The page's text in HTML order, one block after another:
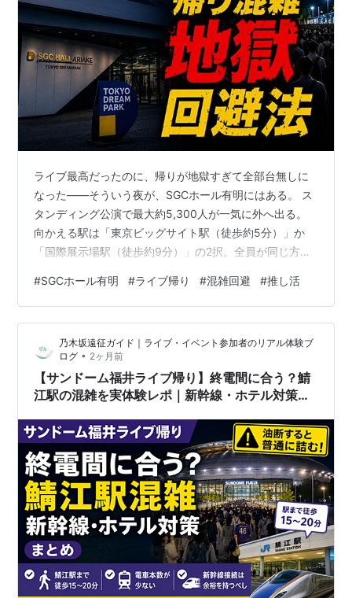
ライブ最高だったのに、帰りが地獄すぎて全部台無しに
なった——そういう夜が、SGCホール有明にはある。 ス
タンディング公演で最大約5,300人が一気に外へ出る。
向かえる駅は「東京ビッグサイト駅（徒歩約5分）」か
「国際展示場駅（徒歩約9分）」の2択。全員が同じ方向
の新会場。3F・4F席はエスカレーターが使えず、薄暗い
狭い階段での退場になった事例がこけら落とし公演から
早速報告されている。規制退場が入れば、ホールの外に
出るまでに30分以上かかることもある。 「SGCホール有
明 帰り 混雑」「SGCホール有明 規制退場 待ち時間」な
どで検索している…
#SGCホール有明 #ライブ帰り #混雑回避 #推し活
乃木坂遠征ガイド｜ライブ・イベント参加者のリアル体験ブ
ログ • 2ヶ月前
【サンドーム福井ライブ帰り】終電間に合う？鯖
江駅の混雑を実体験レポ｜新幹線・ホテル対策ま